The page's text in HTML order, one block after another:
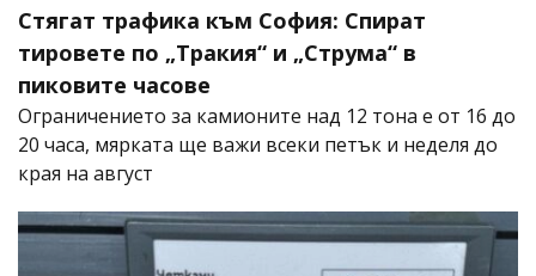
Стягат трафика към София: Спират
тировете по „Тракия“ и „Струма“ в
пиковите часове
Ограничението за камионите над 12 тона е от 16 до
20 часа, мярката ще важи всеки петък и неделя до
края на август